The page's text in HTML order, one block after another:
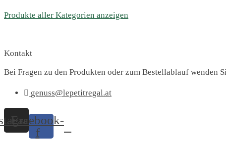
Produkte aller Kategorien anzeigen
Kontakt
Bei Fragen zu den Produkten oder zum Bestellablauf wenden
genuss@lepetitregal.at
Facebook-
f